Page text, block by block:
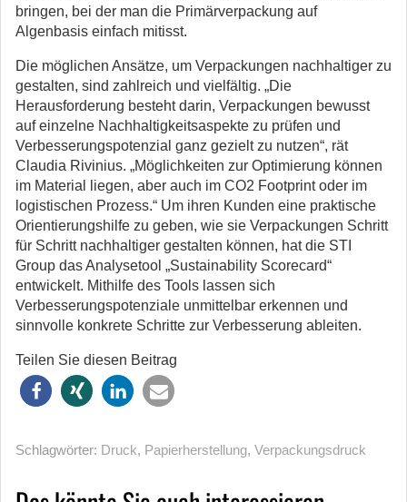
bringen, bei der man die Primärverpackung auf
Algenbasis einfach mitisst.
Die möglichen Ansätze, um Verpackungen nachhaltiger zu
gestalten, sind zahlreich und vielfältig. „Die
Herausforderung besteht darin, Verpackungen bewusst
auf einzelne Nachhaltigkeitsaspekte zu prüfen und
Verbesserungspotenzial ganz gezielt zu nutzen“, rät
Claudia Rivinius. „Möglichkeiten zur Optimierung können
im Material liegen, aber auch im CO2 Footprint oder im
logistischen Prozess.“ Um ihren Kunden eine praktische
Orientierungshilfe zu geben, wie sie Verpackungen Schritt
für Schritt nachhaltiger gestalten können, hat die STI
Group das Analysetool „Sustainability Scorecard“
entwickelt. Mithilfe des Tools lassen sich
Verbesserungspotenziale unmittelbar erkennen und
sinnvolle konkrete Schritte zur Verbesserung ableiten.
Teilen Sie diesen Beitrag
Schlagwörter: Druck, Papierherstellung, Verpackungsdruck